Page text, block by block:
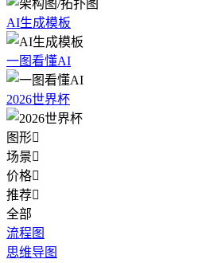
AI生成模板
一图看懂AI
2026世界杯
图形
场景
价格
推荐
全部
流程图
思维导图